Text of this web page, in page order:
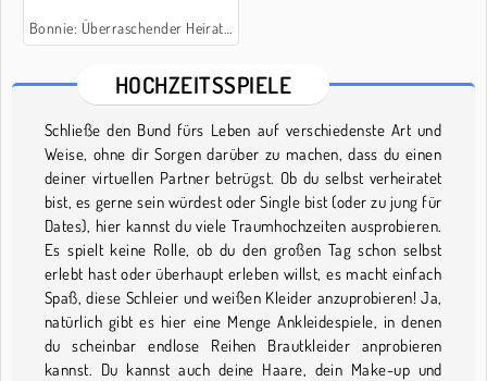
Bonnie: Überraschender Heiratsantrag
HOCHZEITSSPIELE
Schließe den Bund fürs Leben auf verschiedenste Art und
Weise, ohne dir Sorgen darüber zu machen, dass du einen
deiner virtuellen Partner betrügst. Ob du selbst verheiratet
bist, es gerne sein würdest oder Single bist (oder zu jung für
Dates), hier kannst du viele Traumhochzeiten ausprobieren.
Es spielt keine Rolle, ob du den großen Tag schon selbst
erlebt hast oder überhaupt erleben willst, es macht einfach
Spaß, diese Schleier und weißen Kleider anzuprobieren! Ja,
natürlich gibt es hier eine Menge Ankleidespiele, in denen
du scheinbar endlose Reihen Brautkleider anprobieren
kannst. Du kannst auch deine Haare, dein Make-up und